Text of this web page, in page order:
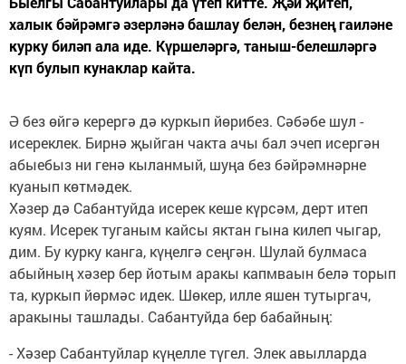
халык бәйрәмгә әзерләнә башлау белән, безнең гаиләне
курку биләп ала иде. Күршеләргә, таныш-белешләргә
күп булып кунаклар кайта.
Ә без өйгә керергә дә куркып йөрибез. Сәбәбе шул -
исереклек. Бирнә җыйган чакта ачы бал эчеп исергән
абыебыз ни генә кыланмый, шуңа без бәйрәмнәрне
куанып көтмәдек.
Хәзер дә Сабантуйда исерек кеше күрсәм, дерт итеп
куям. Исерек туганым кайсы яктан гына килеп чыгар,
дим. Бу курку канга, күңелгә сеңгән. Шулай булмаса
абыйның хәзер бер йотым аракы капмваын белә торып
та, куркып йөрмәс идек. Шөкер, илле яшен тутыргач,
аракыны ташлады. Сабантуйда бер бабайның:
- Хәзер Сабантуйлар күңелле түгел. Элек авылларда